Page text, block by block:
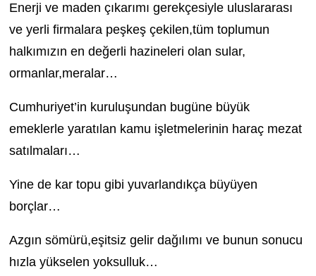
Enerji ve maden çıkarımı gerekçesiyle uluslararası
ve yerli firmalara peşkeş çekilen,tüm toplumun
halkımızın en değerli hazineleri olan sular,
ormanlar,meralar…
Cumhuriyet’in kuruluşundan bugüne büyük
emeklerle yaratılan kamu işletmelerinin haraç mezat
satılmaları…
Yine de kar topu gibi yuvarlandıkça büyüyen
borçlar…
Azgın sömürü,eşitsiz gelir dağılımı ve bunun sonucu
hızla yükselen yoksulluk…